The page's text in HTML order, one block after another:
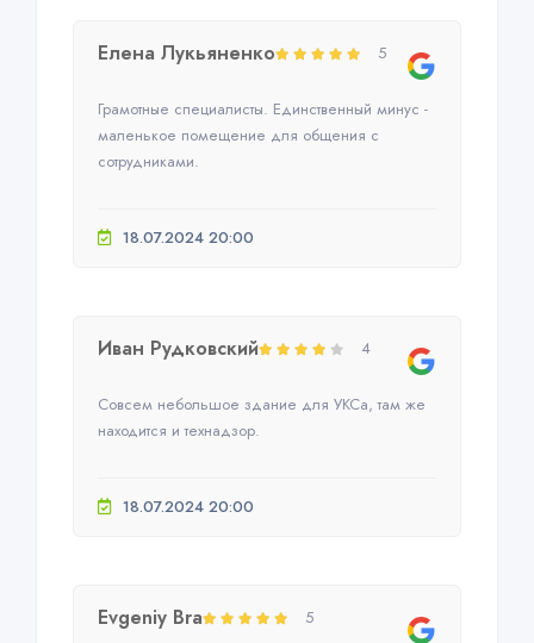
Елена Лукьяненко 5
Грамотные специалисты. Единственный минус -
маленькое помещение для общения с
сотрудниками.
18.07.2024 20:00
Иван Рудковский 4
Совсем небольшое здание для УКСа, там же
находится и технадзор.
18.07.2024 20:00
Evgeniy Bra 5